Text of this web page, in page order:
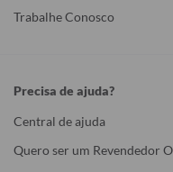
Trabalhe Conosco
Precisa de ajuda?
Central de ajuda
Quero ser um Revendedor